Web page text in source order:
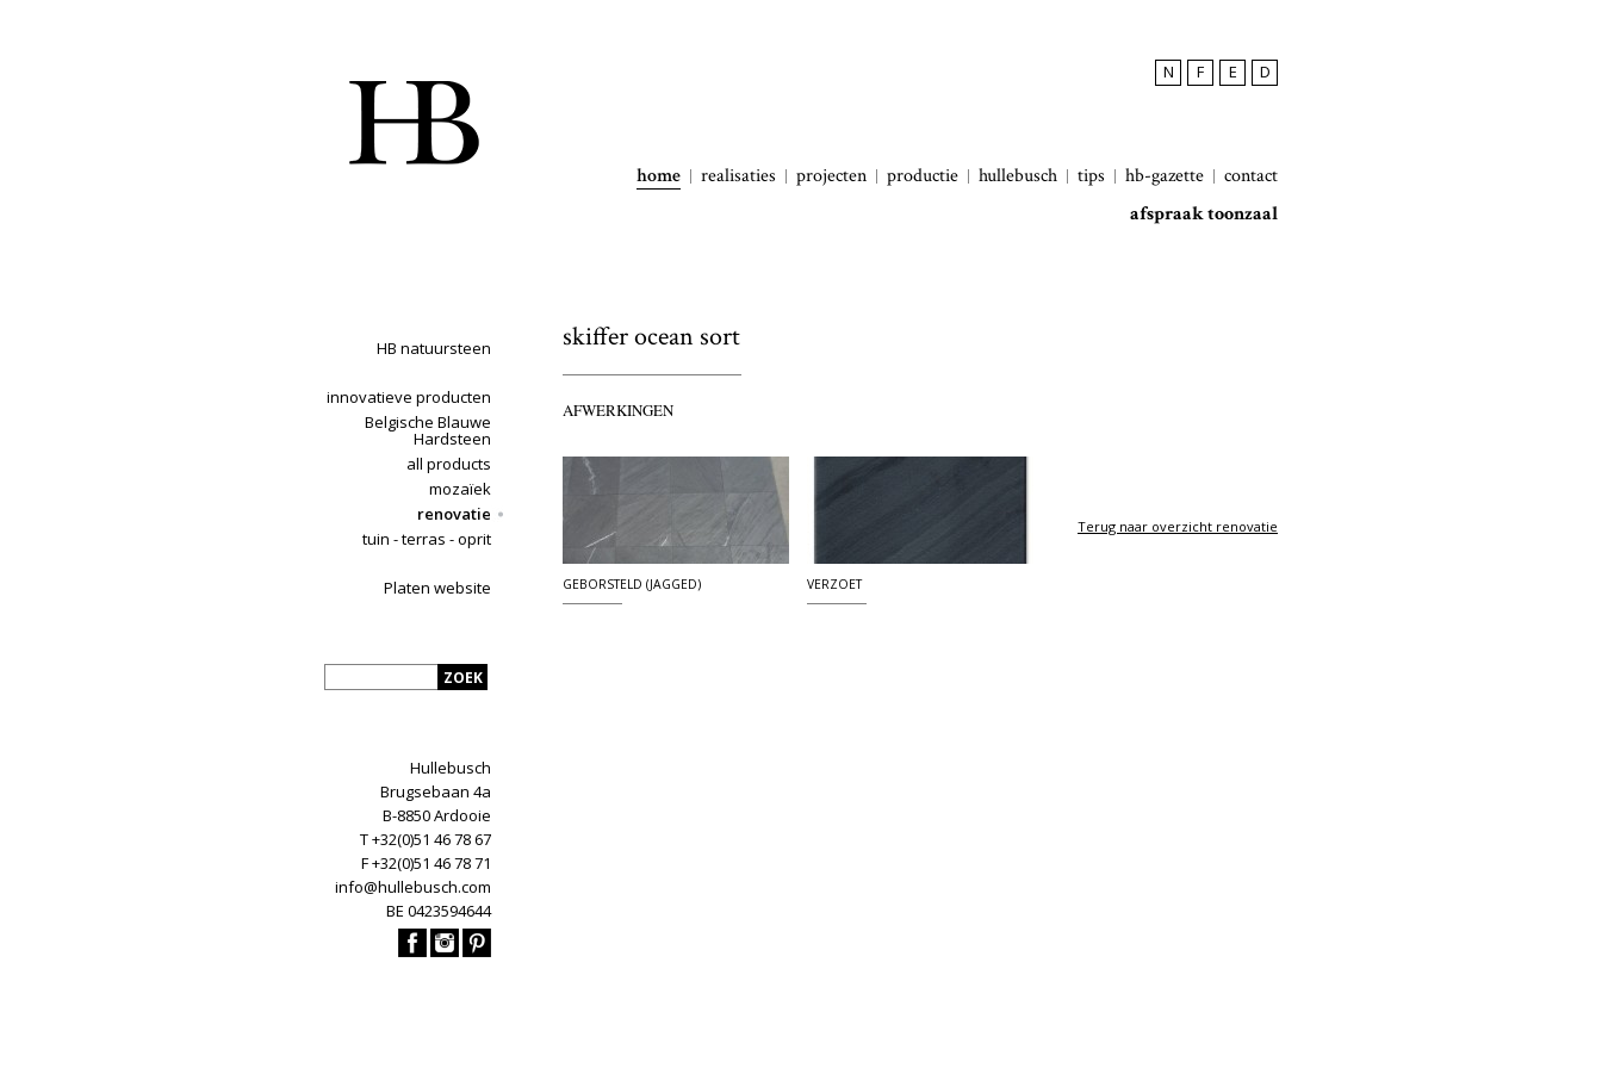
N F E D
home realisaties projecten productie hullebusch tips hb-gazette
contact
afspraak toonzaal
HB natuursteen
innovatieve producten
Belgische Blauwe
Hardsteen
all products
mozaïek
renovatie
tuin - terras - oprit
Platen website
Hullebusch
Brugsebaan 4a
B-8850 Ardooie
T +32(0)51 46 78 67
F +32(0)51 46 78 71
info@hullebusch.com
BE 0423594644
skiffer ocean sort
AFWERKINGEN
GEBORSTELD (JAGGED) VERZOET
Terug naar overzicht renovatie